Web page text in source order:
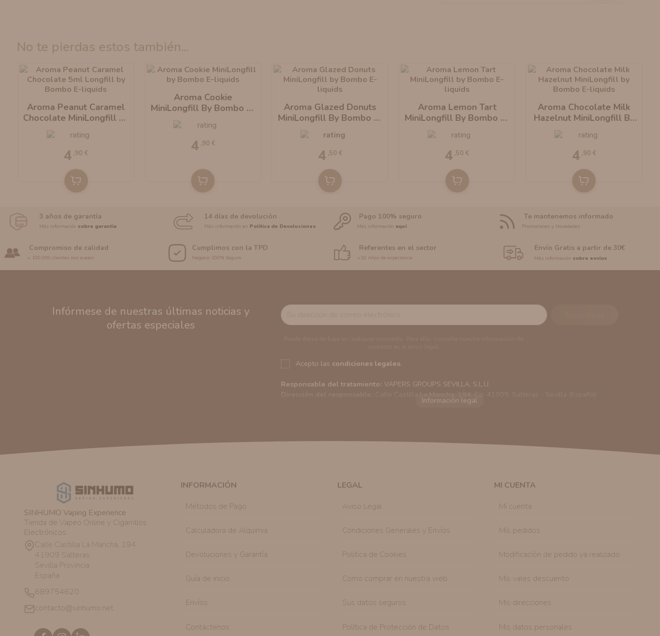
no te pierdas estos también...
Aroma Peanut Caramel
Chocolate MiniLongfill By
4 ,90 €
Aroma Cookie
MiniLongfill By Bombo E-
4 ,90 €
Aroma Glazed Donuts
MiniLongfill By Bombo E-
4 ,50 €
Aroma Lemon Tart
MiniLongfill By Bombo E-
4 ,50 €
Aroma Chocolate Milk
Hazelnut MiniLongfill By
4 ,90 €
3 años de garantía
Más información sobre garantía
14 días de devolución
Más información en Política de Devoluciones
Pago 100% seguro
Más información aquí
Te mantenemos informado
Promociones y Novedades
Compromiso de calidad
+ 100.000 clientes nos avalan
Cumplimos con la TPD
Negocio 100% Seguro
Referentes en el sector
+10 Años de experiencia
Envío Gratis a partir de 30€
Más información sobre envíos
Infórmese de nuestras últimas noticias y
ofertas especiales
Acepto las condiciones legales.
Responsable del tratamiento: VAPERS GROUPS SEVILLA, S.L.U.
Sus datos serán usados para poder enviarle información comercial (Puede consultar como
similares a los artículos que ha adquirido. Puede solicitar la cancelación de comunicaciones comerciales
Con carácter general, sólo el personal de nuestra entidad que esté debidamente
Tiene derecho a saber qué información tenemos sobre usted, corregirla y eliminarla, tal y
SINHUMO Vaping Experience
Tienda de Vapeo Online y Cigarrillos
Electrónicos.
Calle Castilla La Mancha, 194
41909 Salteras
Sevilla Provincia
España
689754620
contacto@sinhumo.net
INFORMACIÓN
Métodos de Pago
Calculadora de Alquimia
Devoluciones y Garantía
Guía de inicio
Envíos
Contáctenos
LEGAL
Aviso Legal
Condiciones Generales y Envíos
Politica de Cookies
Como comprar en nuestra web
Sus datos seguros
Política de Protección de Datos
MI CUENTA
Mi cuenta
Mis pedidos
Modificación de pedido ya realizado
Mis vales descuento
Mis direcciones
Mis datos personales